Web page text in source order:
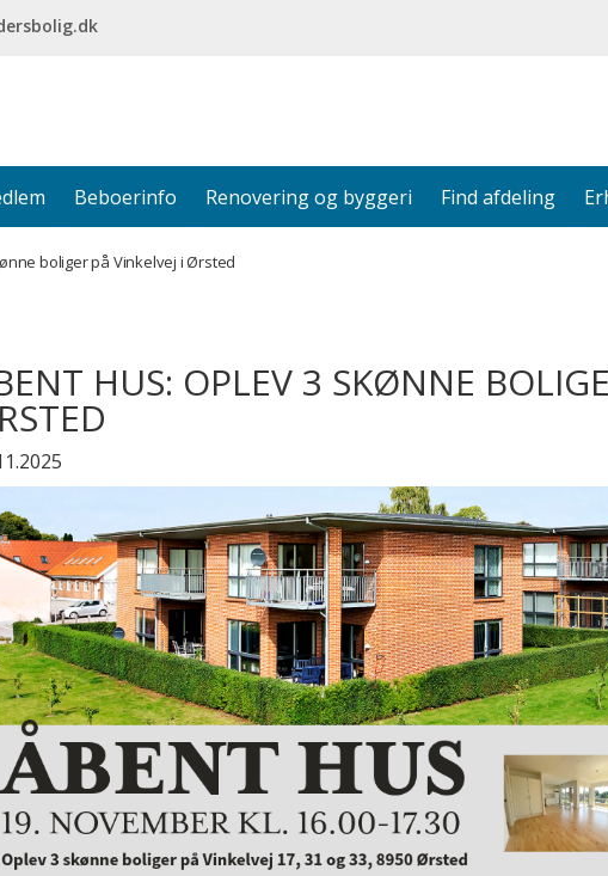
Beboerinfo Renovering og byggeri Find afdeling
boliger på Vinkelvej i Ørsted
HUS: OPLEV 3 SKØNNE